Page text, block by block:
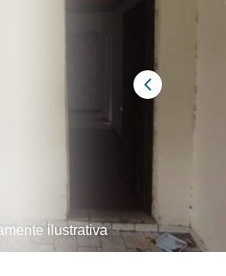
ilustrativa